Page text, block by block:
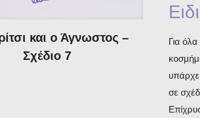
και ο Άγνωστος –
Σχέδιο 7
Για
σε